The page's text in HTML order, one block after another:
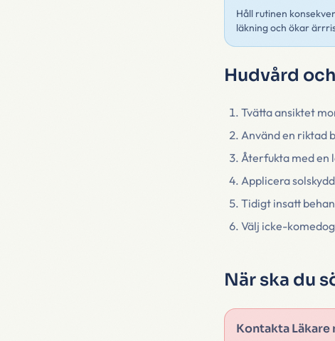
Håll rutinen
läkning och ökar
Hudvård
Tvätta ansiktet
Använd en riktad
Återfukta med en
Applicera
Tidigt insatt
Välj icke-
När ska du
Kontakta Läkare